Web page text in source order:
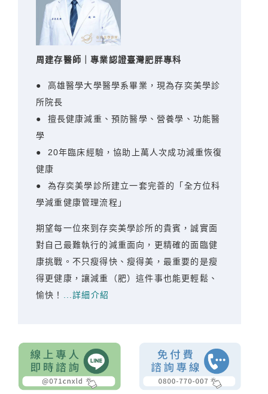
周建存醫師｜專業認證臺灣肥胖專科
● 高雄醫學大學醫學系畢業，現為存奕美學診
所院長
● 擅長健康減重、預防醫學、營養學、功能醫
學
● 20年臨床經驗，協助上萬人次成功減重恢復
健康
● 為存奕美學診所建立一套完善的「全方位科
學減重健康管理流程」
期望每一位來到存奕美學診所的貴賓，誠實面
對自己最難執行的減重面向，更精確的面臨健
康挑戰。不只瘦得快、瘦得美，最重要的是瘦
得更健康，讓減重（肥）這件事也能更輕鬆、
愉快！
...詳細介紹